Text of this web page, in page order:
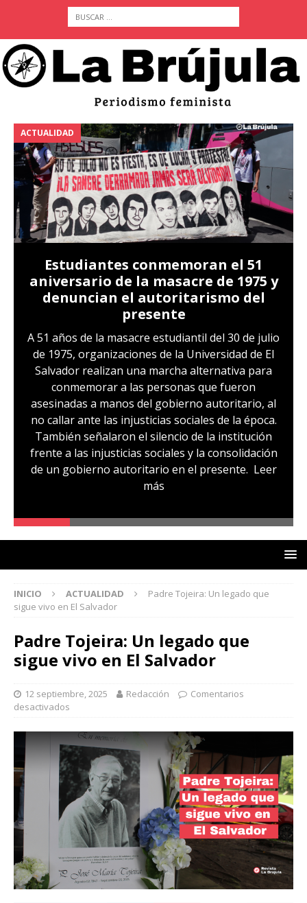
ACTUALIDAD
Estudiantes conmemoran el 51
aniversario de la masacre de 1975 y
denuncian el autoritarismo del
presente
A 51 años de la masacre estudiantil del 30 de julio
de 1975, organizaciones de la Universidad de El
Salvador realizan una marcha alternativa para
conmemorar a las personas que fueron
asesinadas a manos del gobierno autoritario, al
no callar ante las injusticias sociales de la época.
También señalaron el silencio de la institución
frente a las injusticias sociales y la consolidación
de un gobierno autoritario en el presente. Leer
más
INICIO ACTUALIDAD
Padre Tojeira: Un legado que
sigue vivo en El Salvador
Padre Tojeira: Un legado que
sigue vivo en El Salvador
12 septiembre, 2025 Redacción
Comentarios
desactivados